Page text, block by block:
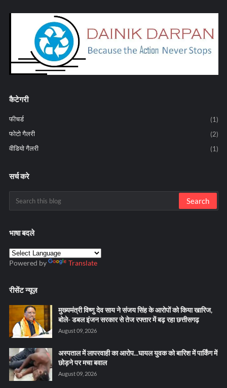
कैटेगरी
फीचर्ड
(1)
फोटो गैलरी
(2)
वीडियो गैलरी
(1)
सर्च करे
भाषा बदले
Powered by Translate
रीसेंट न्यूज़
मुख्यमंत्री विष्णु देव साय ने संजय सिंह के आरोपों को किया खारिज,
बोले- डबल इंजन सरकार से तेज रफ्तार में बढ़ रहा छत्तीसगढ़
August 09, 2026
अस्पताल में लापरवाही का आरोप...घायल युवक को बारिश में पार्किंग में
छोड़ने पर मचा बवाल
August 09, 2026